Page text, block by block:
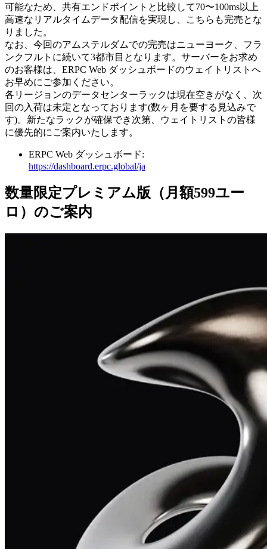
可能なため、共有エンドポイントと比較して70〜100ms以上
高速なリアルタイムデータ配信を実現し、こちらも完売とな
りました。
なお、今回のアムステルダムでの完売はニューヨーク、フラ
ンクフルトに続いて3都市目となります。サーバーをお求め
のお客様は、ERPC Web ダッシュボードのウェイトリストへ
お早めにご参加ください。
各リージョンのデータセンターラックは現在空きがなく、次
回の入荷は未定となっております(数ヶ月を要する見込みで
す)。新たなラックが確保でき次第、ウェイトリストの皆様
に優先的にご案内いたします。
ERPC Web ダッシュボード:
https://dashboard.erpc.global/ja
数量限定プレミアム版（月額599ユー
ロ）のご案内